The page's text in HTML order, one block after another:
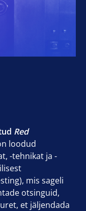
Red
loodud
-tehnikat ja -
mis sageli
otsinguid,
et jäljendada